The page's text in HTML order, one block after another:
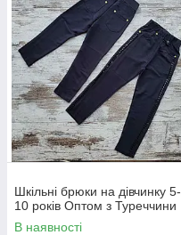
Шкільні брюки на дівчинку 5-
10 років Оптом з Туреччини
В наявності